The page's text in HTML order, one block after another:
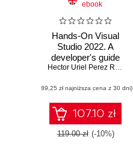
ebook
Hands-On Visual
Studio 2022. A
developer's guide
to new features
with .NET 8 and
VS 2022 for
maximum
productivity -
Second Edition
Hector Uriel Perez Rojas
(89,25 zł najniższa cena z 30 dni)
107.10 zł
119.00 zł (-10%)